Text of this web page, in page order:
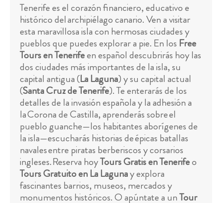
Tenerife es el corazón financiero, educativo e
histórico del archipiélago canario. Ven a visitar
esta maravillosa isla con hermosas ciudades y
pueblos que puedes explorar a pie. En los Free
Tours en Tenerifeen español descubrirás hoy las
dos ciudades más importantes de la isla, su
capital antigua (La Laguna) y su capital actual
(Santa Cruz de Tenerife). Te enterarás de los
detalles de la invasión española y la adhesión a
la Corona de Castilla, aprenderás sobre el
pueblo guanche—los habitantes aborígenes de
la isla—escucharás historias de épicas batallas
navales entre piratas berberiscos y corsarios
ingleses. Reserva hoyTours Gratis en Tenerifeo
Tours Gratuito en La Lagunay explora
fascinantes barrios, museos, mercados y
monumentos históricos. O apúntate a unTour